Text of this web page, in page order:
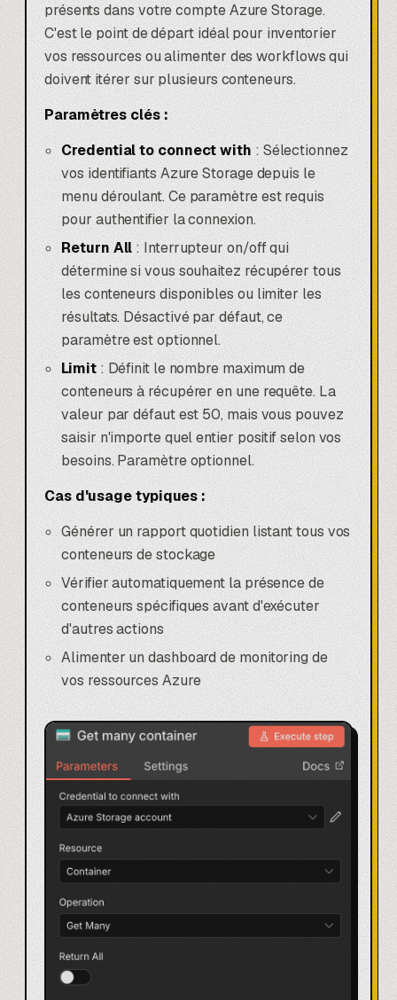
présents dans votre compte Azure Storage.
C'est le point de départ idéal pour inventorier
vos ressources ou alimenter des workflows qui
doivent itérer sur plusieurs conteneurs.
Paramètres clés :
Credential to connect with: Sélectionnez
vos identifiants Azure Storage depuis le
menu déroulant. Ce paramètre est requis
pour authentifier la connexion.
Return All : Interrupteur on/off qui
détermine si vous souhaitez récupérer tous
les conteneurs disponibles ou limiter les
résultats. Désactivé par défaut, ce
paramètre est optionnel.
Limit: Définit le nombre maximum de
conteneurs à récupérer en une requête. La
valeur par défaut est 50, mais vous pouvez
saisir n'importe quel entier positif selon vos
besoins. Paramètre optionnel.
Cas d'usage typiques :
Générer un rapport quotidien listant tous vos
conteneurs de stockage
Vérifier automatiquement la présence de
conteneurs spécifiques avant d'exécuter
d'autres actions
Alimenter un dashboard de monitoring de
vos ressources Azure